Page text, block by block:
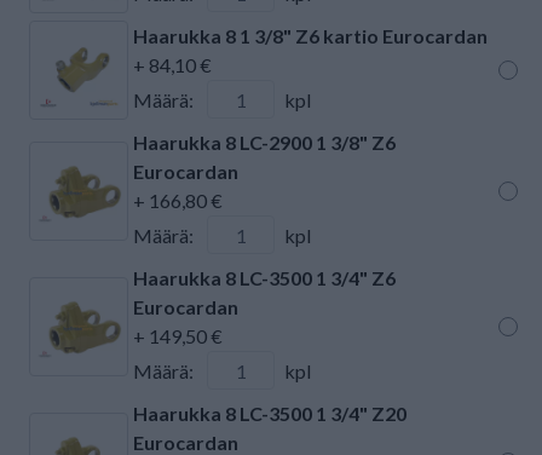
Haarukka 8 1 3/8" Z6 kartio Eurocardan
+ 84,10 €
Määrä:
kpl
Haarukka 8 LC-2900 1 3/8" Z6
Eurocardan
+ 166,80 €
Määrä:
kpl
Haarukka 8 LC-3500 1 3/4" Z6
Eurocardan
+ 149,50 €
Määrä:
kpl
Haarukka 8 LC-3500 1 3/4" Z20
Eurocardan